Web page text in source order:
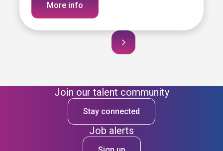
More info
Join our talent community
Stay connected
Job alerts